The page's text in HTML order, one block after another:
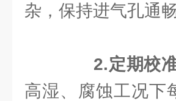
杂，保持进气孔通
2.定期校
高湿、腐蚀工况下